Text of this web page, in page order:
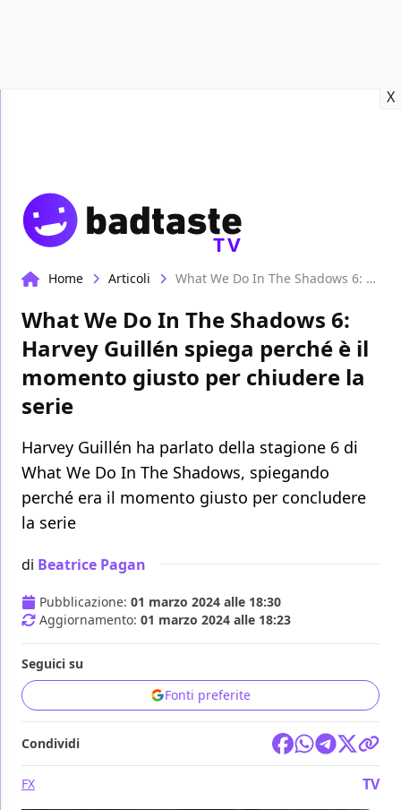
X
TV
Home Articoli What We Do In The Shadows 6: Harvey Guillén spiega perché è il momento giusto per chiudere la serie
What We Do In The Shadows 6:
Harvey Guillén spiega perché è il
momento giusto per chiudere la
serie
Harvey Guillén ha parlato della stagione 6 di
What We Do In The Shadows, spiegando
perché era il momento giusto per concludere
la serie
di Beatrice Pagan
Pubblicazione: 01 marzo 2024 alle 18:30
Aggiornamento: 01 marzo 2024 alle 18:23
Seguici su
Fonti preferite
Condividi
FX TV